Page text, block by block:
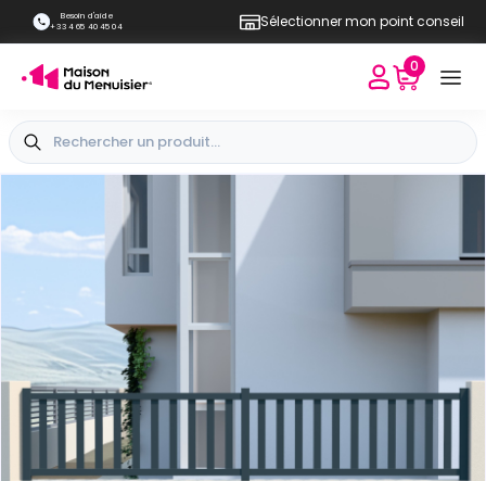
Besoin d'aide
+33 4 65 40 45 04
Sélectionner mon point conseil
0